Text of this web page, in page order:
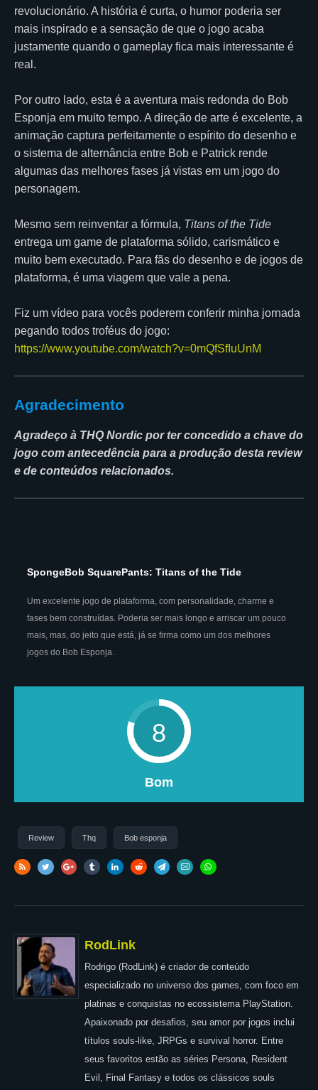
revolucionário. A história é curta, o humor poderia ser
mais inspirado e a sensação de que o jogo acaba
justamente quando o gameplay fica mais interessante é
real.
Por outro lado, esta é a aventura mais redonda do Bob
Esponja em muito tempo. A direção de arte é excelente, a
animação captura perfeitamente o espírito do desenho e
o sistema de alternância entre Bob e Patrick rende
algumas das melhores fases já vistas em um jogo do
personagem.
Mesmo sem reinventar a fórmula, Titans of the Tide
entrega um game de plataforma sólido, carismático e
muito bem executado. Para fãs do desenho e de jogos de
plataforma, é uma viagem que vale a pena.
Fiz um vídeo para vocês poderem conferir minha jornada
pegando todos troféus do jogo:
https://www.youtube.com/watch?v=0mQfSfIuUnM
Agradecimento
Agradeço à THQ Nordic por ter concedido a chave do
jogo com antecedência para a produção desta review
e de conteúdos relacionados.
SpongeBob SquarePants: Titans of the Tide
Um excelente jogo de plataforma, com personalidade, charme e
fases bem construídas. Poderia ser mais longo e arriscar um pouco
mais, mas, do jeito que está, já se firma como um dos melhores
jogos do Bob Esponja.
8
Bom
Review Thq Bob esponja
RodLink
Rodrigo (RodLink) é criador de conteúdo
especializado no universo dos games, com foco em
platinas e conquistas no ecossistema PlayStation.
Apaixonado por desafios, seu amor por jogos inclui
títulos souls-like, JRPGs e survival horror. Entre
seus favoritos estão as séries Persona, Resident
Evil, Final Fantasy e todos os clássicos souls